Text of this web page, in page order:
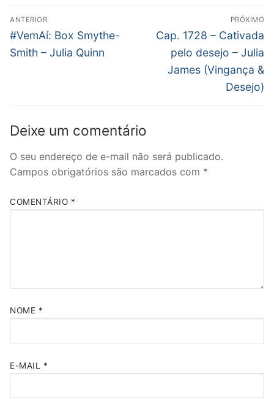
Navegação
de
Post
ANTERIOR
Post
anterior:
#VemAí: Box Smythe-
Smith – Julia Quinn
PRÓXIMO
Próximo
post:
Cap. 1728 – Cativada
pelo desejo – Julia
James (Vingança &
Desejo)
Deixe um comentário
O seu endereço de e-mail não será publicado.
Campos obrigatórios são marcados com *
COMENTÁRIO *
NOME *
E-MAIL *